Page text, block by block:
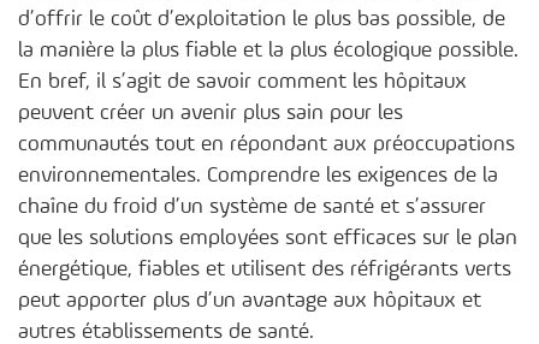
d’offrir le coût d’exploitation le plus bas possible, de
la manière la plus fiable et la plus écologique possible.
En bref, il s’agit de savoir comment les hôpitaux
peuvent créer un avenir plus sain pour les
communautés tout en répondant aux préoccupations
environnementales. Comprendre les exigences de la
chaîne du froid d’un système de santé et s’assurer
que les solutions employées sont efficaces sur le plan
énergétique, fiables et utilisent des réfrigérants verts
peut apporter plus d’un avantage aux hôpitaux et
autres établissements de santé.